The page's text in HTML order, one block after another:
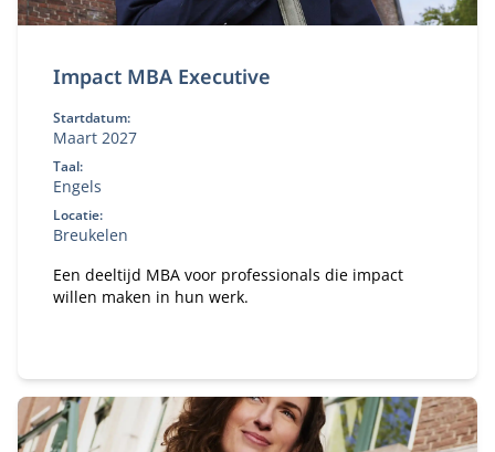
Impact MBA Executive
Startdatum:
Maart 2027
Taal:
Engels
Locatie:
Breukelen
Een deeltijd MBA voor professionals die impact
willen maken in hun werk.